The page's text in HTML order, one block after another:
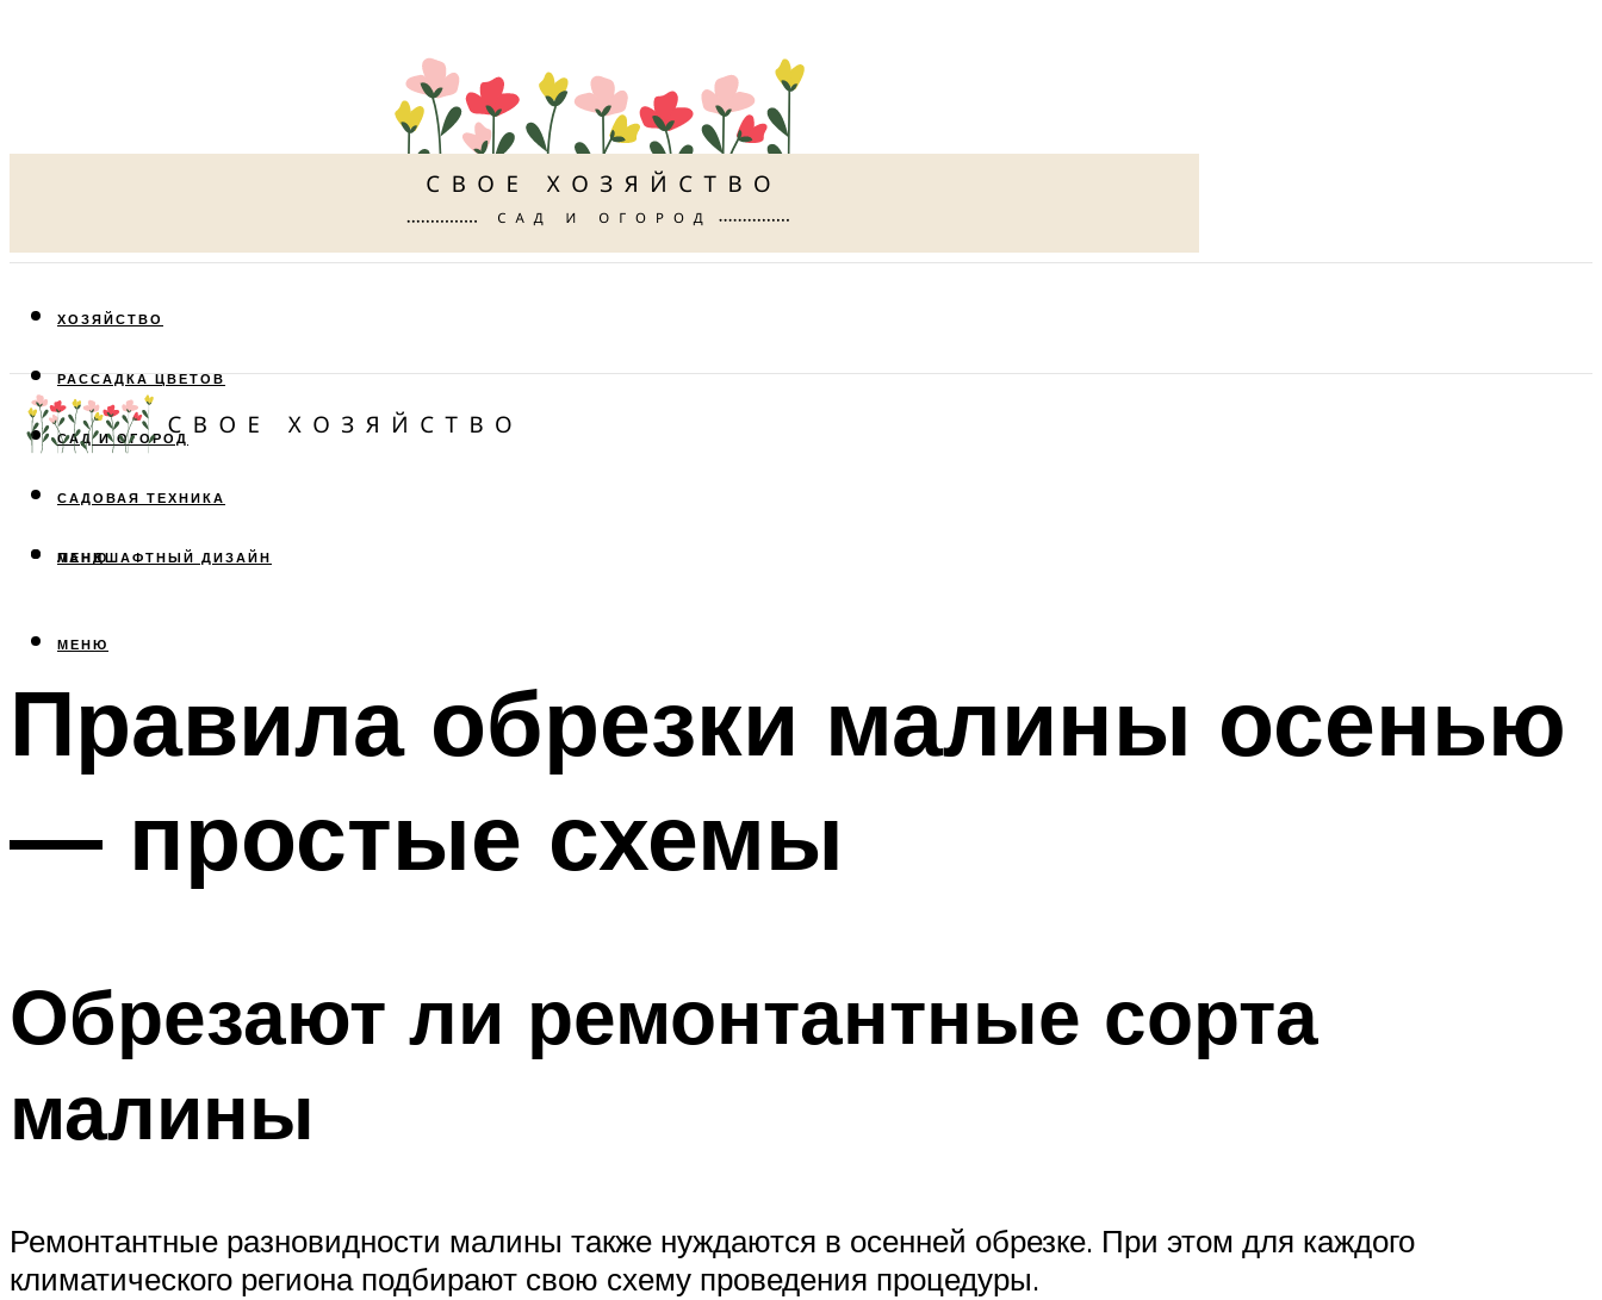
ХОЗЯЙСТВО
РАССАДКА ЦВЕТОВ
САД И ОГОРОД
САДОВАЯ ТЕХНИКА
ЛАНДШАФТНЫЙ ДИЗАЙН
МЕНЮ
МЕНЮ
Правила обрезки малины осенью
— простые схемы
Обрезают ли ремонтантные сорта
малины
Ремонтантные разновидности малины также нуждаются в осенней обрезке. При этом для каждого
климатического региона подбирают свою схему проведения процедуры.